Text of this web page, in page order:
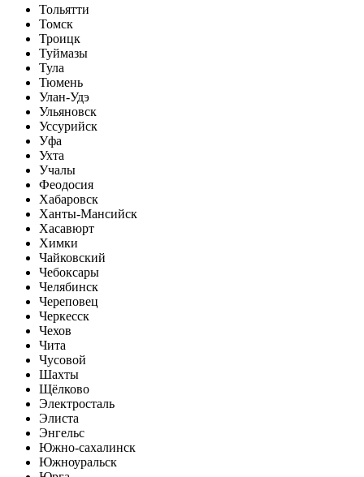
Тольятти
Томск
Троицк
Туймазы
Тула
Тюмень
Улан-Удэ
Ульяновск
Уссурийск
Уфа
Ухта
Учалы
Феодосия
Хабаровск
Ханты-Мансийск
Хасавюрт
Химки
Чайковский
Чебоксары
Челябинск
Череповец
Черкесск
Чехов
Чита
Чусовой
Шахты
Щёлково
Электросталь
Элиста
Энгельс
Южно-сахалинск
Южноуральск